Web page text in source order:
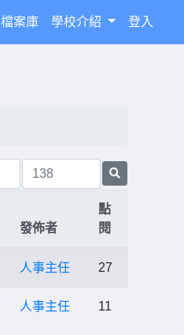
檔案庫 學校介紹 登入
發佈者
點
閱
人事主任 27
人事主任 11